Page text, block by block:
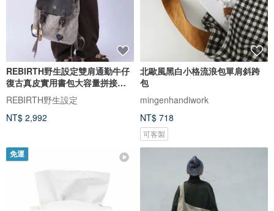
REBIRTH野生設定雙肩通勤牛仔
復古真皮實用書包大容量拼接流
浪包
REBIRTH野生設定
NT$ 2,992
北歐風黑白小格流浪包單肩斜跨
包
mingenhandiwork
NT$ 718
可客製
免運